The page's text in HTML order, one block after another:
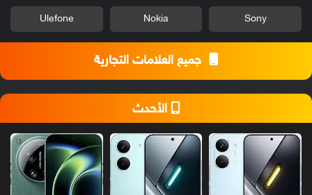
Sony
Nokia
Ulefone
جميع العلامات التجارية
الأحدث